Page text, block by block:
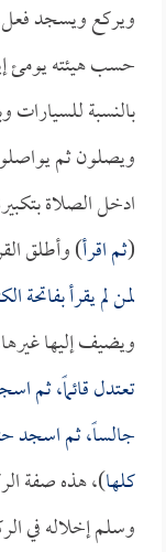
ويركع ويسجد فعل،
حسب هيئته يومئ
بالنسبة للسيارات
ويصلون ثم
ادخل الصلاة
(ثم اقرأ) وأطلق
لمن لم يقرأ بفاتحة
ويضيف إليها
تعتدل قائماً، ثم
جالساً، ثم اسجد
كلها)، هذه صفة
وسلم إخلاله في